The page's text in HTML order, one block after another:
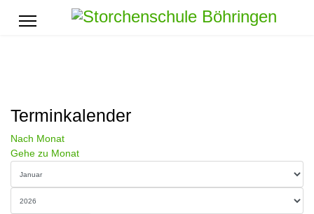
Terminkalender
Nach Monat
Gehe zu Monat